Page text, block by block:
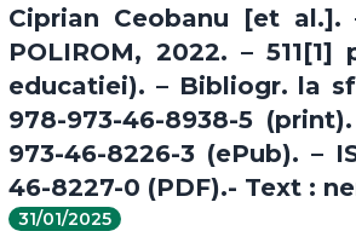
Ciprian Ceobanu [et al.].
POLIROM, 2022. –
educatiei). – Bibliogr. la
978-973-46-8938-5
973-46-8226-3 (ePub). –
46-8227-0 (PDF).- Text :
31/01/2025